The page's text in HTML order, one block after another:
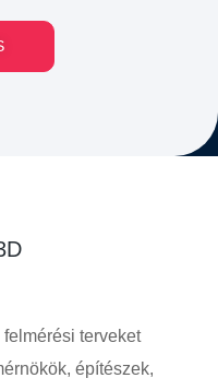
terveket
építészek,